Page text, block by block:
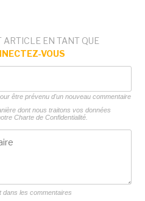
EN TANT QUE
VOUS
être prévenu d'un nouveau commentaire
dont nous traitons vos données
Charte de Confidentialité.
dans les commentaires